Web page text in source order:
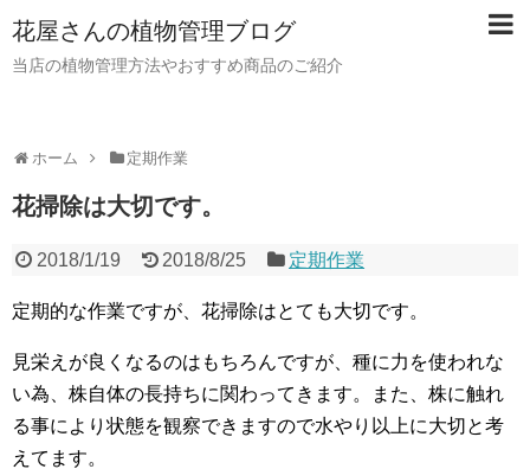
花屋さんの植物管理ブログ
当店の植物管理方法やおすすめ商品のご紹介
ホーム 定期作業
花掃除は大切です。
2018/1/19 2018/8/25 定期作業
定期的な作業ですが、花掃除はとても大切です。
見栄えが良くなるのはもちろんですが、種に力を使われな
い為、株自体の長持ちに関わってきます。また、株に触れ
る事により状態を観察できますので水やり以上に大切と考
えてます。